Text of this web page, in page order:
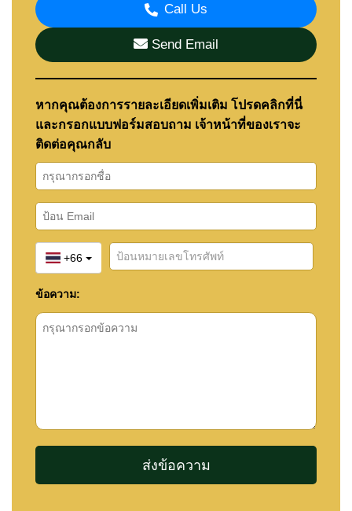
Call Us
Send Email
หากคุณต้องการรายละเอียดเพิ่มเติม โปรดคลิกที่นี่
และกรอกแบบฟอร์มสอบถาม เจ้าหน้าที่ของเราจะ
ติดต่อคุณกลับ
+66
ข้อความ: